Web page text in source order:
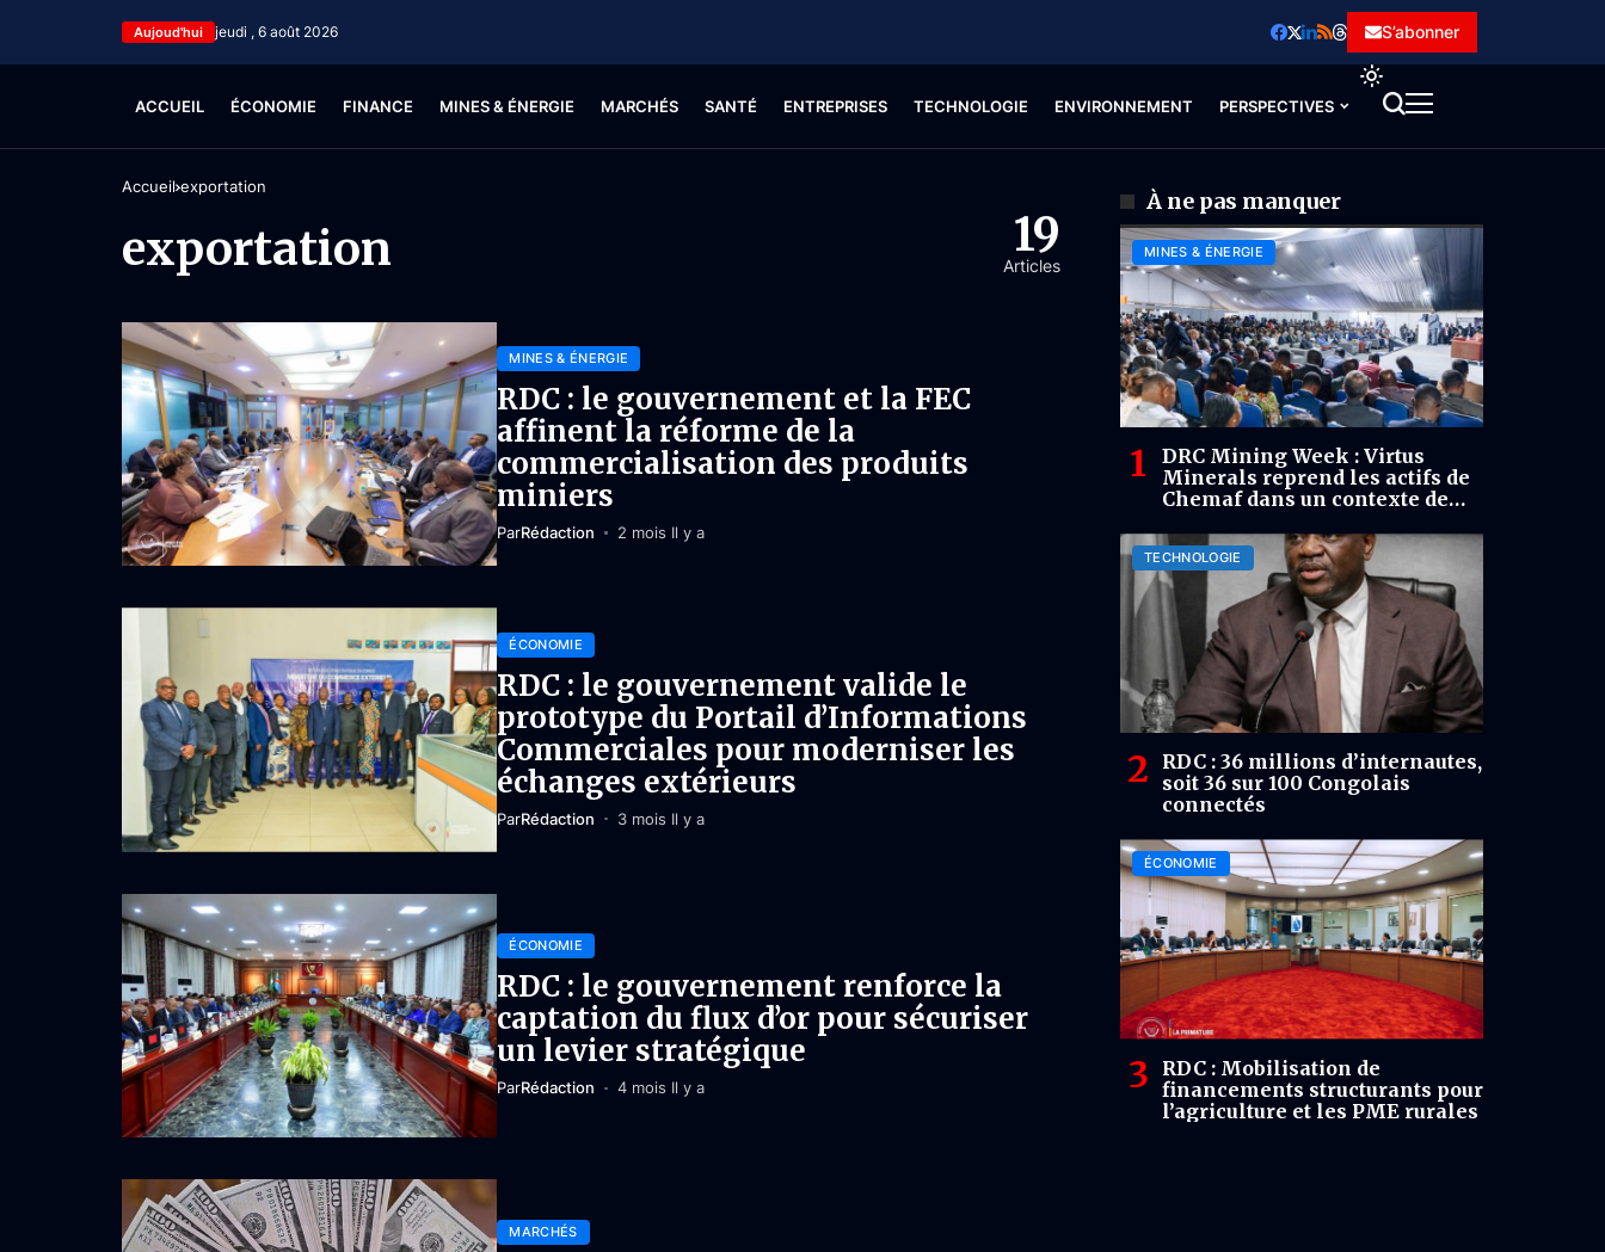
Aujoud'hui jeudi , 6 août 2026 S’abonner
ACCUEIL ÉCONOMIE FINANCE MINES & ÉNERGIE MARCHÉS SANTÉ ENTREPRISES TECHNOLOGIE ENVIRONNEMENT PERSPECTIVES
Accueil exportation
exportation 19
Articles
MINES & ÉNERGIE
RDC : le gouvernement et la FEC
affinent la réforme de la
commercialisation des produits
miniers
ParRédaction 2 mois Il y a
ÉCONOMIE
RDC : le gouvernement valide le
prototype du Portail d’Informations
Commerciales pour moderniser les
échanges extérieurs
ParRédaction 3 mois Il y a
ÉCONOMIE
RDC : le gouvernement renforce la
captation du flux d’or pour sécuriser
un levier stratégique
ParRédaction 4 mois Il y a
MARCHÉS
À ne pas manquer
MINES & ÉNERGIE
DRC Mining Week : Virtus
Minerals reprend les actifs de
Chemaf dans un contexte de
minerais critiques
TECHNOLOGIE
RDC : 36 millions d’internautes,
soit 36 sur 100 Congolais
connectés
ÉCONOMIE
RDC : Mobilisation de
financements structurants pour
l’agriculture et les PME rurales